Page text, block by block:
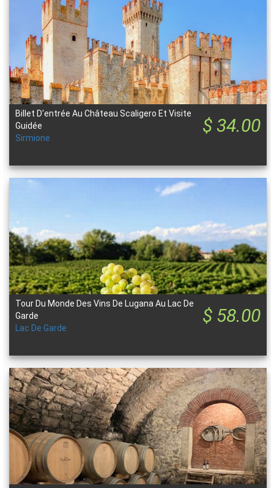
$ 34.00
Billet D'entrée Au Château Scaligero Et Visite
Guidée
Sirmione
$ 58.00
Tour Du Monde Des Vins De Lugana Au Lac De
Garde
Lac De Garde